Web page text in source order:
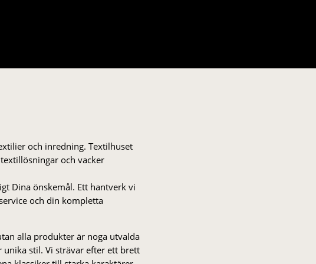
och inredning. Textilhuset
och vacker
Dina önskemål. Ett hantverk vi
och din kompletta
alla produkter är noga utvalda
unika stil. Vi strä­var efter ett brett